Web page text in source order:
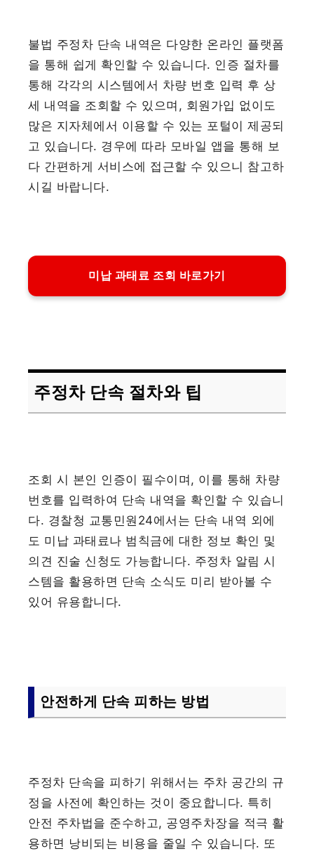
불법 주정차 단속 내역은 다양한 온라인 플랫폼
을 통해 쉽게 확인할 수 있습니다. 인증 절차를
통해 각각의 시스템에서 차량 번호 입력 후 상
세 내역을 조회할 수 있으며, 회원가입 없이도
많은 지자체에서 이용할 수 있는 포털이 제공되
고 있습니다. 경우에 따라 모바일 앱을 통해 보
다 간편하게 서비스에 접근할 수 있으니 참고하
시길 바랍니다.
미납 과태료 조회 바로가기
주정차 단속 절차와 팁
조회 시 본인 인증이 필수이며, 이를 통해 차량
번호를 입력하여 단속 내역을 확인할 수 있습니
다. 경찰청 교통민원24에서는 단속 내역 외에
도 미납 과태료나 범칙금에 대한 정보 확인 및
의견 진술 신청도 가능합니다. 주정차 알림 시
스템을 활용하면 단속 소식도 미리 받아볼 수
있어 유용합니다.
안전하게 단속 피하는 방법
주정차 단속을 피하기 위해서는 주차 공간의 규
정을 사전에 확인하는 것이 중요합니다. 특히
안전 주차법을 준수하고, 공영주차장을 적극 활
용하면 낭비되는 비용을 줄일 수 있습니다. 또